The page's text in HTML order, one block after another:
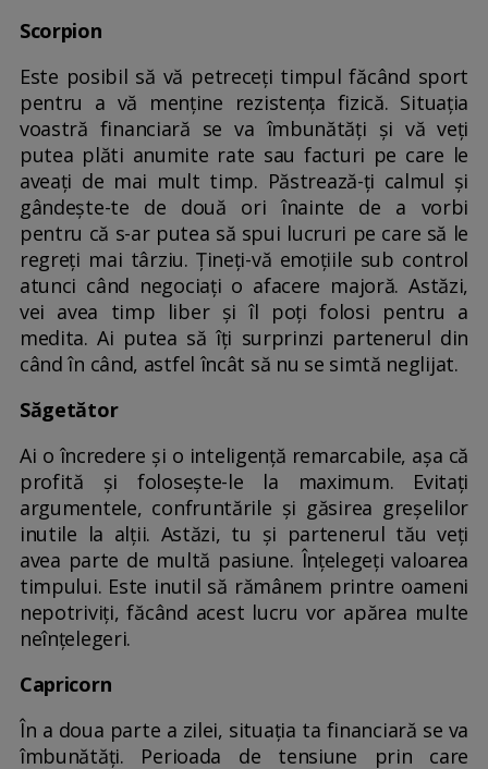
Scorpion
Este posibil să vă petreceți timpul făcând sport
pentru a vă menține rezistența fizică. Situația
voastră financiară se va îmbunătăți și vă veți
putea plăti anumite rate sau facturi pe care le
aveați de mai mult timp. Păstrează-ți calmul și
gândește-te de două ori înainte de a vorbi
pentru că s-ar putea să spui lucruri pe care să le
regreți mai târziu. Țineți-vă emoțiile sub control
atunci când negociați o afacere majoră. Astăzi,
vei avea timp liber și îl poți folosi pentru a
medita. Ai putea să îți surprinzi partenerul din
când în când, astfel încât să nu se simtă neglijat.
Săgetător
Ai o încredere și o inteligență remarcabile, așa că
profită și folosește-le la maximum. Evitați
argumentele, confruntările și găsirea greșelilor
inutile la alții. Astăzi, tu și partenerul tău veți
avea parte de multă pasiune. Înțelegeți valoarea
timpului. Este inutil să rămânem printre oameni
nepotriviți, făcând acest lucru vor apărea multe
neînțelegeri.
Capricorn
În a doua parte a zilei, situația ta financiară se va
îmbunătăți. Perioada de tensiune prin care